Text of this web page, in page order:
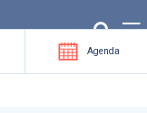
Agenda